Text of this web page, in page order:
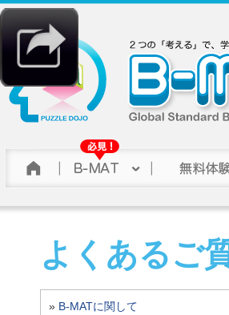
よくあるご
» B-MATに関して